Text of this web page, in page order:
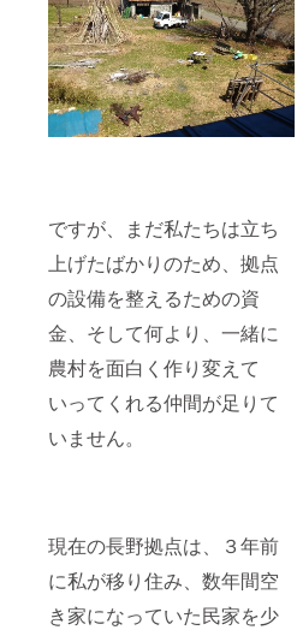
ですが、まだ私たちは立ち
上げたばかりのため、拠点
の設備を整えるための資
金、そして何より、一緒に
農村を面白く作り変えて
いってくれる仲間が足りて
いません。
現在の長野拠点は、３年前
に私が移り住み、数年間空
き家になっていた民家を少